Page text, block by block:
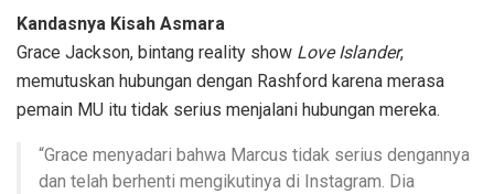
Kandasnya Kisah Asmara
Grace Jackson, bintang reality show Love Islander,
memutuskan hubungan dengan Rashford karena merasa
pemain MU itu tidak serius menjalani hubungan mereka.
“Grace menyadari bahwa Marcus tidak serius dengannya
dan telah berhenti mengikutinya di Instagram. Dia